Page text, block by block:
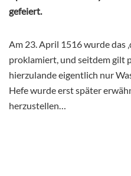
gefeiert.
Am 23. April 1516 wurde das
proklamiert, und seitdem gilt
hierzulande eigentlich nur
Hefe wurde erst später
herzustellen…